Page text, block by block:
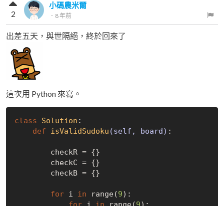
小碼農米爾
． 8 年前
2
出差五天，與世隔絕，終於回來了
這次用 Python 來寫。
class Solution :
def
isValidSudoku (self, board) :
for i in range(9):